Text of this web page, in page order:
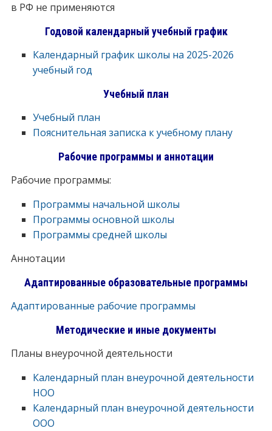
в РФ не применяются
Годовой календарный учебный график
Календарный график школы на 2025-2026
учебный год
Учебный план
Учебный план
Пояснительная записка к учебному плану
Рабочие программы и аннотации
Рабочие программы:
Программы начальной школы
Программы основной школы
Программы средней школы
Аннотации
Адаптированные образовательные программы
Адаптированные рабочие программы
Методические и иные документы
Планы внеурочной деятельности
Календарный план внеурочной деятельности
НОО
Календарный план внеурочной деятельности
ООО